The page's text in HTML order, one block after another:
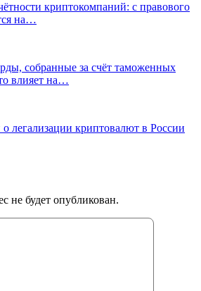
криптокомпаний: с правового
на…
собранные за счёт таможенных
влияет на…
легализации криптовалют в России
не будет опубликован.